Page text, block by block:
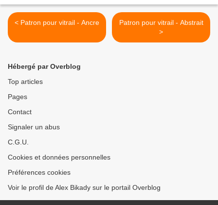
< Patron pour vitrail - Ancre
Patron pour vitrail - Abstrait
>
Hébergé par Overblog
Top articles
Pages
Contact
Signaler un abus
C.G.U.
Cookies et données personnelles
Préférences cookies
Voir le profil de Alex Bikady sur le portail Overblog